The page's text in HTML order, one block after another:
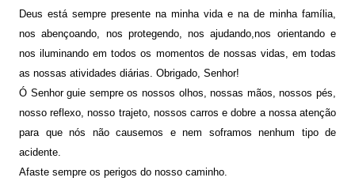
Deus está sempre presente na minha vida e na de minha família,
nos abençoando, nos protegendo, nos ajudando,nos orientando e
nos iluminando em todos os momentos de nossas vidas, em todas
as nossas atividades diárias. Obrigado, Senhor!
Ó Senhor guie sempre os nossos olhos, nossas mãos, nossos pés,
nosso reflexo, nosso trajeto, nossos carros e dobre a nossa atenção
para que nós não causemos e nem soframos nenhum tipo de
acidente.
Afaste sempre os perigos do nosso caminho.